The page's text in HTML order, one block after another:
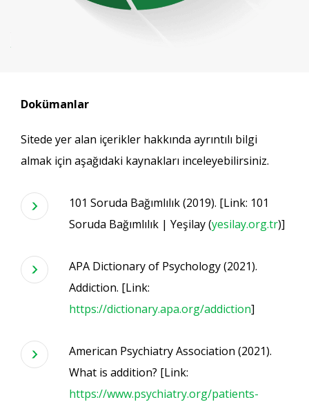
Dokümanlar
Sitede yer alan içerikler hakkında ayrıntılı bilgi
almak için aşağıdaki kaynakları inceleyebilirsiniz.
101 Soruda Bağımlılık (2019). [Link: 101
Soruda Bağımlılık | Yeşilay (yesilay.org.tr)]
APA Dictionary of Psychology (2021).
Addiction. [Link:
https://dictionary.apa.org/addiction]
American Psychiatry Association (2021).
What is addition? [Link:
https://www.psychiatry.org/patients-